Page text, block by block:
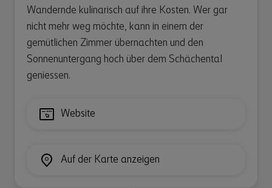
Wandernde kulinarisch auf ihre Kosten. Wer gar
nicht mehr weg möchte, kann in einem der
gemütlichen Zimmer übernachten und den
Sonnenuntergang hoch über dem Schächental
geniessen.
Website
Auf der Karte anzeigen